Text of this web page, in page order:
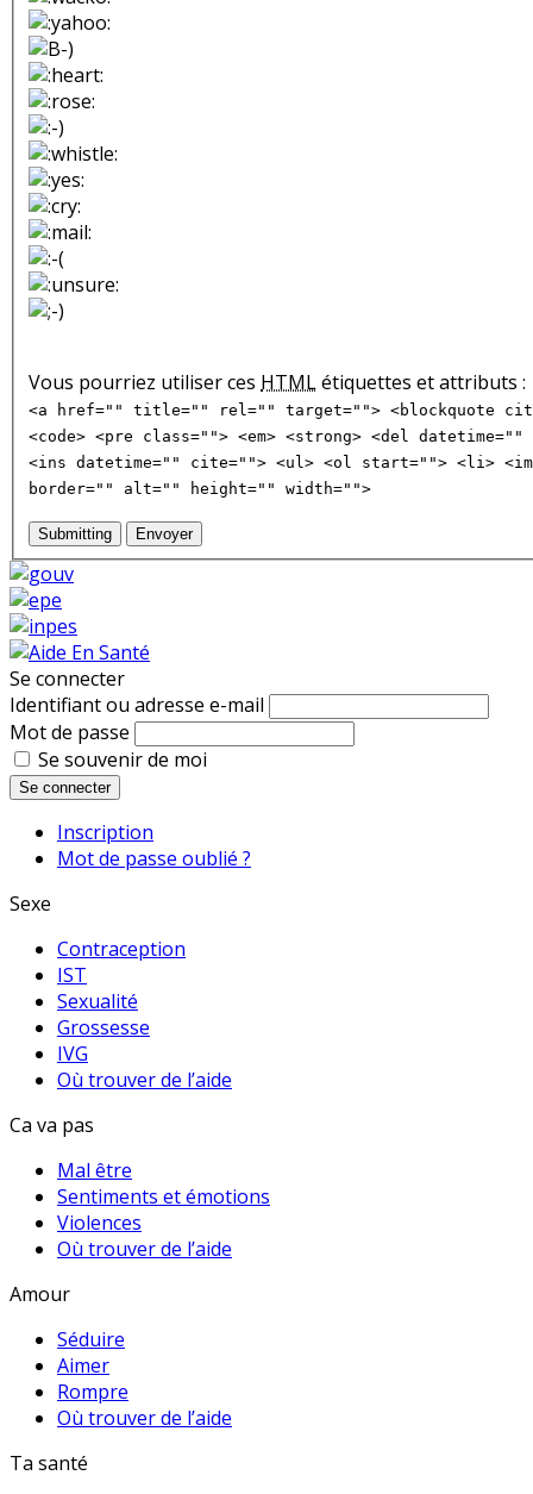
Vous pourriez utiliser ces HTMLétiquettes et attributs :
<a href="" title="" rel="" target=""> <blockquote
<code> <pre class=""> <em> <strong> <del
<ins datetime="" cite=""> <ul> <ol start=""> <li>
border="" alt="" height="" width="">
Submitting Envoyer
Se connecter
Identifiant ou adresse e-mail
Mot de passe
Se souvenir de moi
Se connecter
Inscription
Mot de passe oublié ?
Sexe
Contraception
IST
Sexualité
Grossesse
IVG
Où trouver de l’aide
Ca va pas
Mal être
Sentiments et émotions
Violences
Où trouver de l’aide
Amour
Séduire
Aimer
Rompre
Où trouver de l’aide
Ta santé